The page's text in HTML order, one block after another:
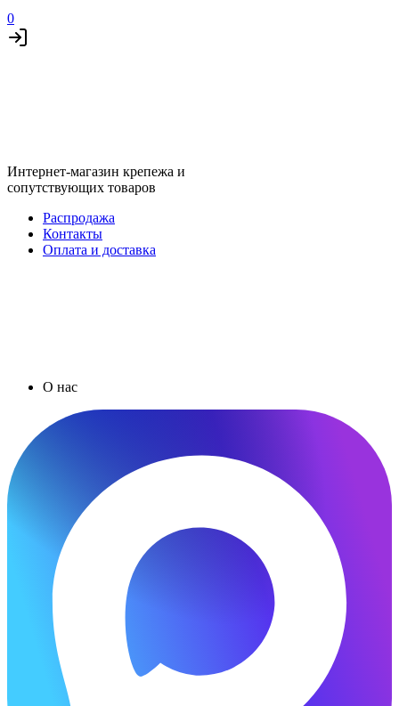
0
Интернет-магазин крепежа и
сопутствующих товаров
Распродажа
Контакты
Оплата и доставка
О нас